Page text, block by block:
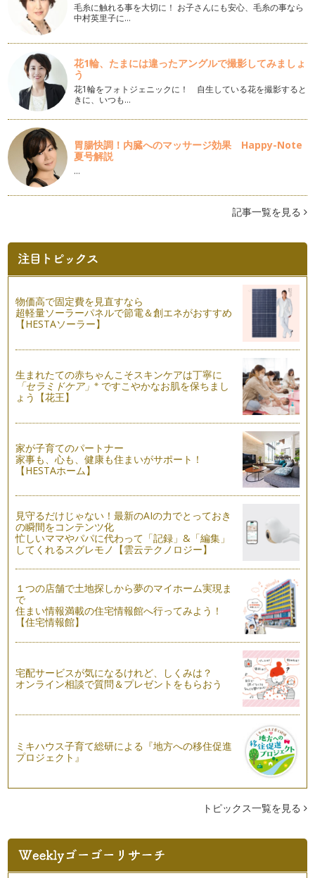
背中の発達とベビーマッサージ
今回は２回にわたって赤ちゃんの「背中のマッサージ」をお伝
えします。お首が据わってきた赤ちゃ…
手遊びを取り入れたマッサージ
都心でも雪が積もったりと、比較的お部屋で過ごす時間が多い
季節。赤ちゃんとの時間をどのように…
家族で楽しむベビーマッサージ
年末年始はご実家などご家族で過ごされたママも多いのではな
いでしょうか。今年はよりベビーマッ…
マッサージオイル選びのポイント
前回に引続き、べビーマッサージオイル選びのポイントからお
直接赤ちゃんのお肌に触れる、ベビーマッサージ。今回は赤ち
ゃんのお肌とベビーマッサージについ…
マッサージ時には、沢山のお声掛けや語り掛けをしながら、マ
ッサージをおすすめてみませんか。 …
成長に合わせたマッサージ
赤ちゃんの成長や身体の発達に応じて、マッサージの手法も少
しかえてみましょう。圧のかけ方（力…
マッサージ前の準備について
マッサージを始める前に、お部屋の環境つくりとママ（パパ）
の準備もしましょう。ちょっとした気…
ベビーマッサージの効果
初めに、ママにとっての「ベビーマッサージの効果」をお伝え
おうちでできる♪簡単ベビーマッサージ
それでは、ママも深呼吸してリラックスしましょう！ こころ
の準…
今回は「初めてのベビーマッサージ」をお伝えします。 「ベ
ビーマッサージ」ママもちょ…
毛糸に触れる事を大切に！ お子さんにも安心、毛糸の事なら
中村英里子に…
花1輪、たまには違ったアングルで撮影してみましょ
う
花1輪をフォトジェニックに！ 自生している花を撮影すると
きに、いつも…
胃腸快調！内臓へのマッサージ効果 Happy-Note
夏号解説
…
記事一覧を見る
物価高で固定費を見直すなら
超軽量ソーラーパネルで節電＆創エネがおすすめ
【HESTAソーラー】
生まれたての赤ちゃんこそスキンケアは丁寧に
「セラミドケア」※ ですこやかなお肌を保ちまし
ょう【花王】
家が子育てのパートナー
家事も、心も、健康も住まいがサポート！
【HESTAホーム】
見守るだけじゃない！最新のAIの力でとっておき
の瞬間をコンテンツ化
忙しいママやパパに代わって「記録」&「編集」
してくれるスグレモノ【雲云テクノロジー】
１つの店舗で土地探しから夢のマイホーム実現ま
で
住まい情報満載の住宅情報館へ行ってみよう！
【住宅情報館】
宅配サービスが気になるけれど、しくみは？
オンライン相談で質問＆プレゼントをもらおう
ミキハウス子育て総研による『地方への移住促進
プロジェクト』
トピックス一覧を見る